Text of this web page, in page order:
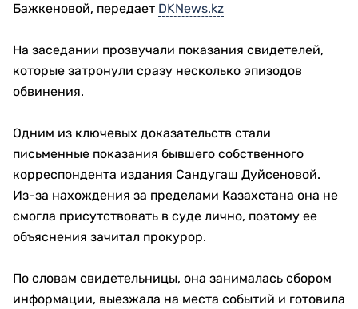
Бажкеновой, передает DKNews.kz
На заседании прозвучали показания свидетелей,
которые затронули сразу несколько эпизодов
обвинения.
Одним из ключевых доказательств стали
письменные показания бывшего собственного
корреспондента издания Сандугаш Дуйсеновой.
Из-за нахождения за пределами Казахстана она не
смогла присутствовать в суде лично, поэтому ее
объяснения зачитал прокурор.
По словам свидетельницы, она занималась сбором
информации, выезжала на места событий и готовила